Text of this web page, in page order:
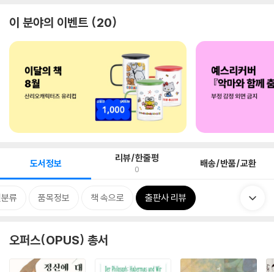
이 분야의 이벤트 20
도서정보 리뷰/한줄평
0 배송/반품/교환
류 품목정보 책 속으로 출판사 리뷰
오퍼스(OPUS) 총서